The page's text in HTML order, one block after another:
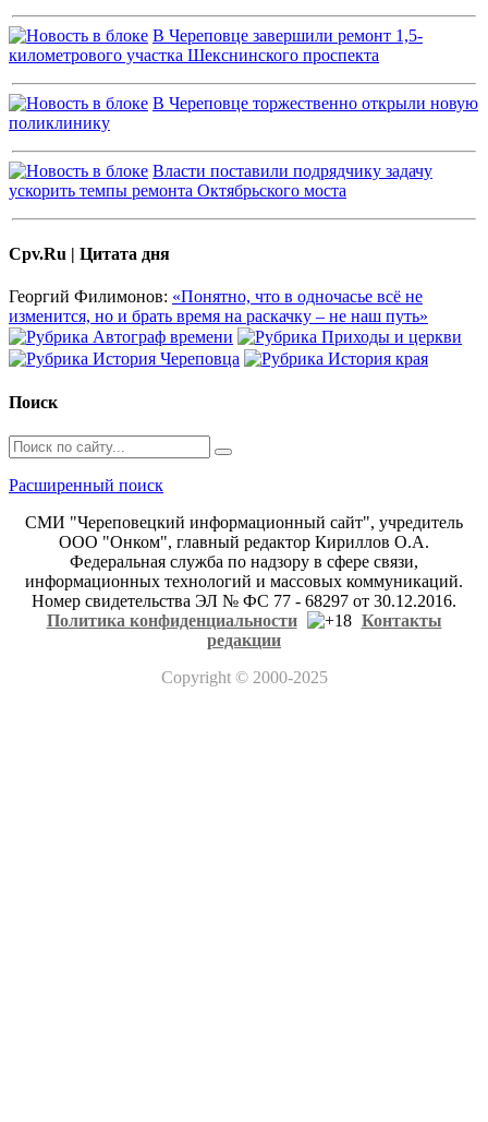
В Череповце завершили ремонт 1,5-
километрового участка Шекснинского проспекта
В Череповце торжественно открыли новую
поликлинику
Власти поставили подрядчику задачу
ускорить темпы ремонта Октябрьского моста
Cpv.Ru | Цитата дня
Георгий Филимонов: «Понятно, что в одночасье всё не
изменится, но и брать время на раскачку – не наш путь»
Поиск
Расширенный поиск
СМИ "Череповецкий информационный сайт", учредитель
ООО "Онком", главный редактор Кириллов О.А.
Федеральная служба по надзору в сфере связи,
информационных технологий и массовых коммуникаций.
Номер свидетельства ЭЛ № ФС 77 - 68297 от 30.12.2016.
Политика конфиденциальности
Контакты
редакции
Copyright© 2000-2025